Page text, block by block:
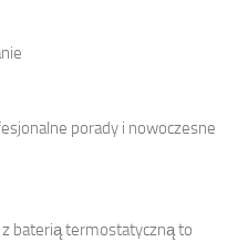
porady i nowoczesne
baterią termostatyczną to